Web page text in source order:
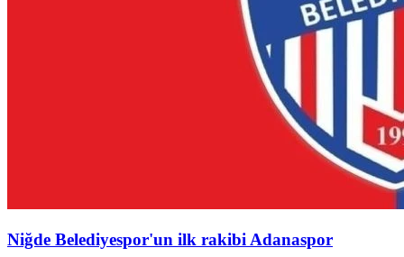
Niğde Belediyespor'un ilk rakibi Adanaspor